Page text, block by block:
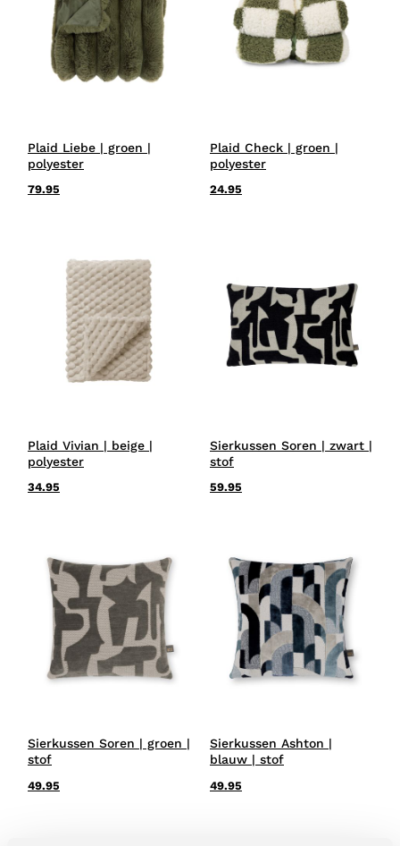
Plaid Liebe | groen |
polyester
79.95
Plaid Check | groen |
polyester
24.95
Plaid Vivian | beige |
polyester
34.95
Sierkussen Soren | zwart |
stof
59.95
Sierkussen Soren | groen |
stof
49.95
Sierkussen Ashton |
blauw | stof
49.95